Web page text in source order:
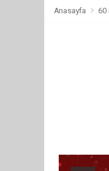
Anasayfa 60